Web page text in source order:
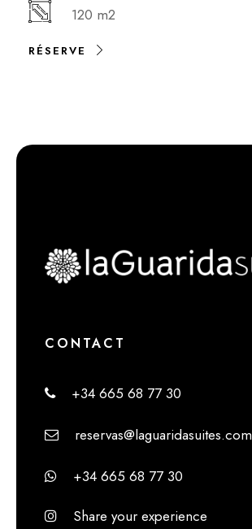
120 m2
RÉSERVE
CONTACT
+34 665 68 77 30
reservas@laguaridasuites.com
+34 665 68 77 30
Share your experience